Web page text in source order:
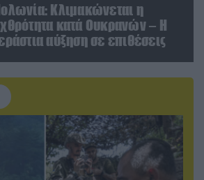
Κλιμακώνεται η
κατά Ουκρανών – Η
αύξηση σε επιθέσεις